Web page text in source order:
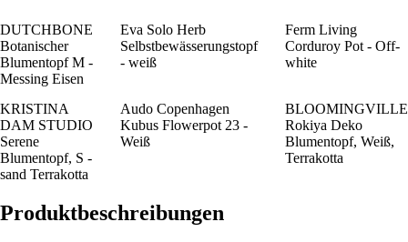
DUTCHBONE
Botanischer
Blumentopf M -
Messing Eisen
Eva Solo Herb
Selbstbewässerungstopf
- weiß
Ferm Living
Corduroy Pot - Off-
white
KRISTINA
DAM STUDIO
Serene
Blumentopf, S -
sand Terrakotta
Audo Copenhagen
Kubus Flowerpot 23 -
Weiß
BLOOMINGVILLE
Rokiya Deko
Blumentopf, Weiß,
Terrakotta
Produktbeschreibungen